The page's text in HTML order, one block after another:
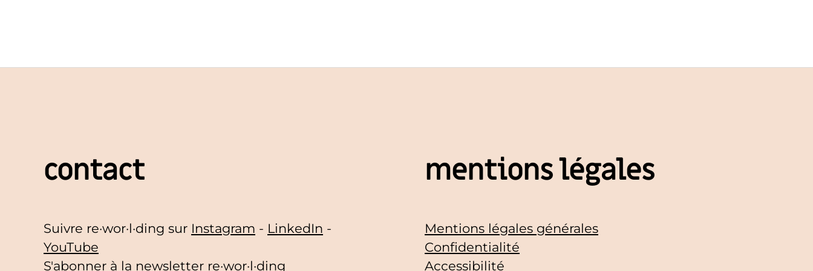
contact
Suivre re·wor·l·ding sur Instagram - LinkedIn -
YouTube
S'abonner à la newsletter re·wor·l·ding
mentions légales
Mentions légales générales
Confidentialité
Accessibilité